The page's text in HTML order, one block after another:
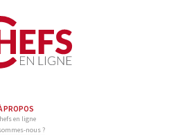
PROPOS
en ligne
nous ?